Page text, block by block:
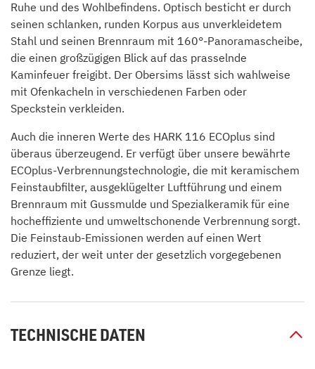
Ruhe und des Wohlbefindens. Optisch besticht er durch
seinen schlanken, runden Korpus aus unverkleidetem
Stahl und seinen Brennraum mit 160°-Panoramascheibe,
die einen großzügigen Blick auf das prasselnde
Kaminfeuer freigibt. Der Obersims lässt sich wahlweise
mit Ofenkacheln in verschiedenen Farben oder
Speckstein verkleiden.
Auch die inneren Werte des HARK 116 ECOplus sind
überaus überzeugend. Er verfügt über unsere bewährte
ECOplus-Verbrennungstechnologie, die mit keramischem
Feinstaubfilter, ausgeklügelter Luftführung und einem
Brennraum mit Gussmulde und Spezialkeramik für eine
hocheffiziente und umweltschonende Verbrennung sorgt.
Die Feinstaub-Emissionen werden auf einen Wert
reduziert, der weit unter der gesetzlich vorgegebenen
Grenze liegt.
TECHNISCHE DATEN